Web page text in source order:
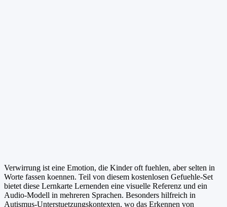
Verwirrung ist eine Emotion, die Kinder oft fuehlen, aber selten in
Worte fassen koennen. Teil von diesem kostenlosen Gefuehle-Set
bietet diese Lernkarte Lernenden eine visuelle Referenz und ein
Audio-Modell in mehreren Sprachen. Besonders hilfreich in
Autismus-Unterstuetzungskontexten, wo das Erkennen von